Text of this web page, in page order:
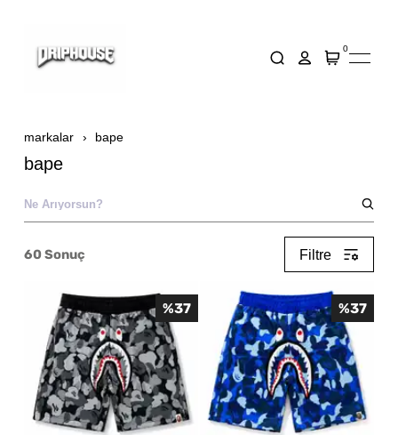
0
markalar bape
bape
60 Sonuç Filtre
%37 %37